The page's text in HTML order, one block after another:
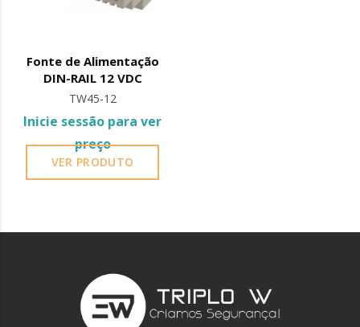
Aconselha-se a protecção de todos os elementos
líquida.
Fonte de Alimentação
DIN-RAIL 12 VDC
TW45-12
Inicie sessão para ver
preço
VER PRODUTO